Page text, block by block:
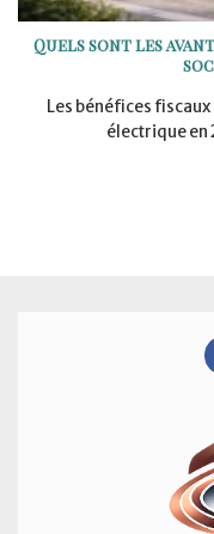
Quels sont les
Les bénéfices
électrique en